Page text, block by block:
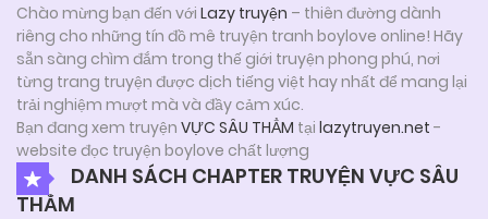
Chào mừng bạn đến với Lazy truyện – thiên đường dành
riêng cho những tín đồ mê truyện tranh boylove online! Hãy
sẵn sàng chìm đắm trong thế giới truyện phong phú, nơi
từng trang truyện được dịch tiếng việt hay nhất để mang lại
trải nghiệm mượt mà và đầy cảm xúc.
Bạn đang xem truyện VỰC SÂU THẲM tại lazytruyen.net -
website đọc truyện boylove chất lượng
DANH SÁCH CHAPTER TRUYỆN VỰC SÂU
THẲM